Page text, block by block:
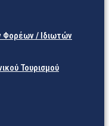
Φορέων / Ιδιωτών
Τουρισμού